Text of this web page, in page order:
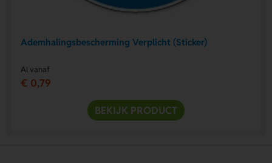
Ademhalingsbescherming Verplicht (Sticker)
Al vanaf
€ 0,79
BEKIJK PRODUCT